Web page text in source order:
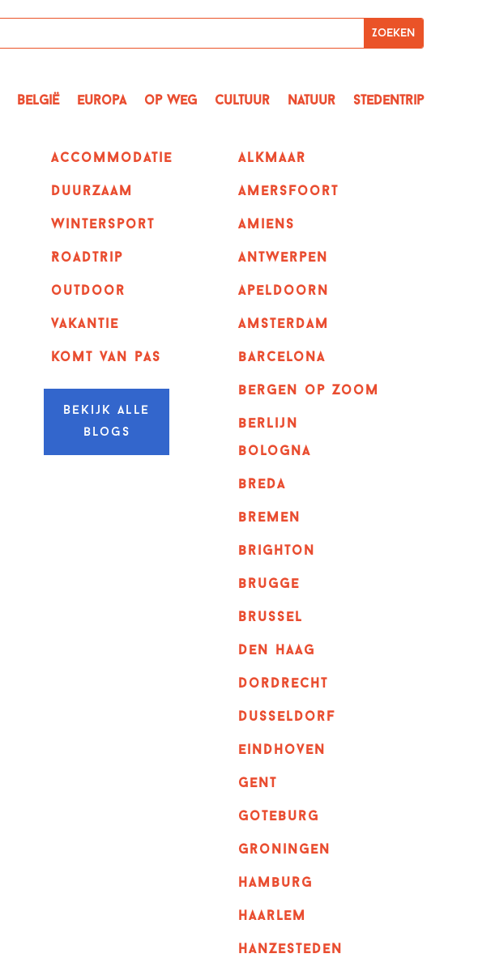
België Europa op Weg Cultuur Natuur Stedentrip
Accommodatie
Duurzaam
wintersport
Roadtrip
outdoor
vakantie
komt van pas
Bekijk alle
blogs
alkmaar
amersfoort
amiens
Antwerpen
apeldoorn
Amsterdam
barcelona
bergen op zoom
berlijn
bologna
breda
bremen
brighton
brugge
Brussel
Den haag
dordrecht
dusseldorf
eindhoven
GENT
goteburg
groningen
hamburg
haarlem
hanzesteden